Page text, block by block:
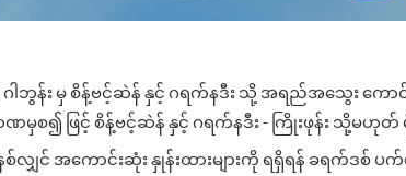
ဂါဘွန်း မှ စိန့်ဗင့်ဆဲန် နှင့် ဂရက်နဒီး သို့ အရည်အသွေး ကော
ဏမှစ၍ ဖြင့် စိန့်ဗင့်ဆဲန် နှင့် ဂရက်နဒီး - ကြိုးဖုန်း သို့မ
ျှင် အကောင်းဆုံး နှုန်းထားများကို ရရှိရန် ခရက်ဒစ်